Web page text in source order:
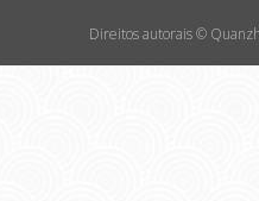
Direitos autorais ©